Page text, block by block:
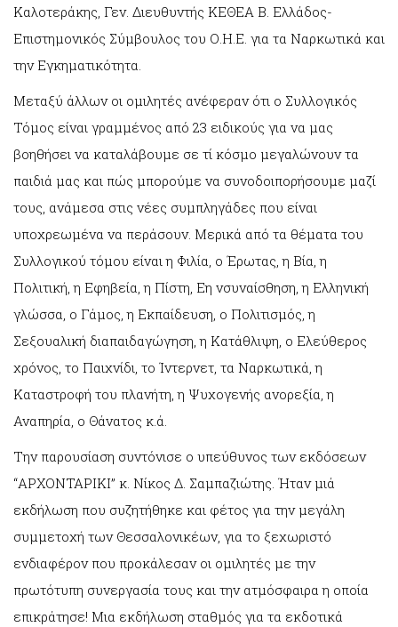
Καλοτεράκης, Γεν. Διευθυντής ΚΕΘΕΑ Β. Ελλάδος-
Επιστημονικός Σύμβουλος του Ο.Η.Ε. για τα Ναρκωτικά και
την Εγκηματικότητα.
Μεταξύ άλλων οι ομιλητές ανέφεραν ότι ο Συλλογικός
Τόμος είναι γραμμένος από 23 ειδικούς για να μας
βοηθήσει να καταλάβουμε σε τί κόσμο μεγαλώνουν τα
παιδιά μας και πώς μπορούμε να συνοδοιπορήσουμε μαζί
τους, ανάμεσα στις νέες συμπληγάδες που είναι
υποχρεωμένα να περάσουν. Μερικά από τα θέματα του
Συλλογικού τόμου είναι η Φιλία, ο Έρωτας, η Βία, η
Πολιτική, η Εφηβεία, η Πίστη, Εη νσυναίσθηση, η Ελληνική
γλώσσα, ο Γάμος, η Εκπαίδευση, ο Πολιτισμός, η
Σεξουαλική διαπαιδαγώγηση, η Κατάθλιψη, ο Ελεύθερος
χρόνος, το Παιχνίδι, το Ίντερνετ, τα Ναρκωτικά, η
Καταστροφή του πλανήτη, η Ψυχογενής ανορεξία, η
Αναπηρία, ο Θάνατος κ.ά.
Την παρουσίαση συντόνισε ο υπεύθυνος των εκδόσεων
“ΑΡΧΟΝΤΑΡΙΚΙ” κ. Νίκος Δ. Σαμπαζιώτης. Ήταν μιά
εκδήλωση που συζητήθηκε και φέτος για την μεγάλη
συμμετοχή των Θεσσαλονικέων, για το ξεχωριστό
ενδιαφέρον που προκάλεσαν οι ομιλητές με την
πρωτότυπη συνεργασία τους και την ατμόσφαιρα η οποία
επικράτησε! Μια εκδήλωση σταθμός για τα εκδοτικά